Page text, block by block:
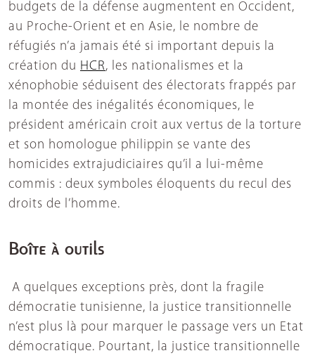
budgets de la défense augmentent en Occident,
au Proche-Orient et en Asie, le nombre de
réfugiés n’a jamais été si important depuis la
création du HCR, les nationalismes et la
xénophobie séduisent des électorats frappés par
la montée des inégalités économiques, le
président américain croit aux vertus de la torture
et son homologue philippin se vante des
homicides extrajudiciaires qu’il a lui-même
commis : deux symboles éloquents du recul des
droits de l’homme.
Boîte à outils
A quelques exceptions près, dont la fragile
démocratie tunisienne, la justice transitionnelle
n’est plus là pour marquer le passage vers un Etat
démocratique. Pourtant, la justice transitionnelle